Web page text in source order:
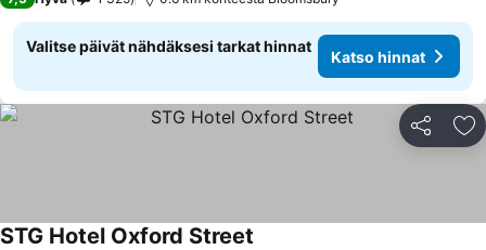
Valitse päivät nähdäksesi tarkat hinnat
Katso hinnat
Jaa
STG Hotel Oxford Street